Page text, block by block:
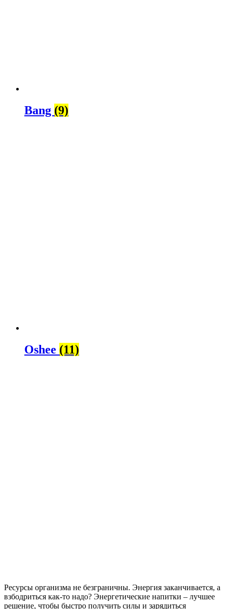
Bang (9)
Oshee (11)
Ресурсы организма не безграничны. Энергия заканчивается, а
взбодриться как-то надо? Энергетические напитки – лучшее
решение, чтобы быстро получить силы и зарядиться